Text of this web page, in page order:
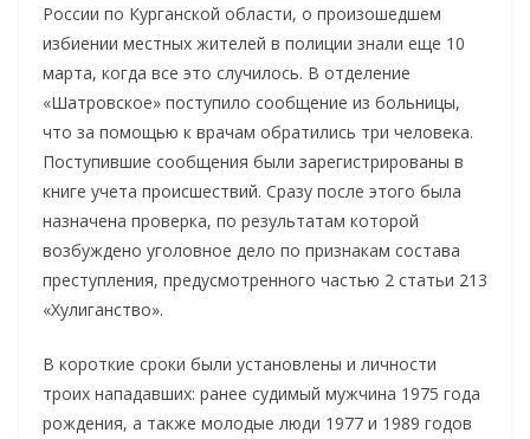
России по Курганской области, о произошедшем
избиении местных жителей в полиции знали еще 10
марта, когда все это случилось. В отделение
«Шатровское» поступило сообщение из больницы,
что за помощью к врачам обратились три человека.
Поступившие сообщения были зарегистрированы в
книге учета происшествий. Сразу после этого была
назначена проверка, по результатам которой
возбуждено уголовное дело по признакам состава
преступления, предусмотренного частью 2 статьи 213
«Хулиганство».
В короткие сроки были установлены и личности
троих нападавших: ранее судимый мужчина 1975 года
рождения, а также молодые люди 1977 и 1989 годов